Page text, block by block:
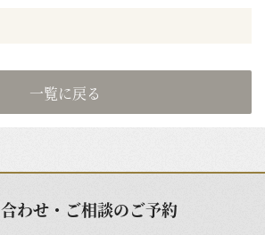
一覧に戻る
わせ・ご相談のご予約